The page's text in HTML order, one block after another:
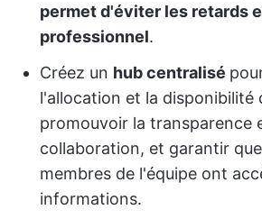
permet d'éviter les retards
professionnel.
Créez un hub centralisé
l'allocation et la disponibilité
promouvoir la transparence
collaboration, et garantir
membres de l'équipe ont
informations.